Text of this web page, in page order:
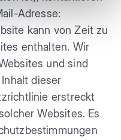
Adresse:
kann von Zeit zu
enthalten. Wir
und sind
dieser
erstreckt
Websites. Es